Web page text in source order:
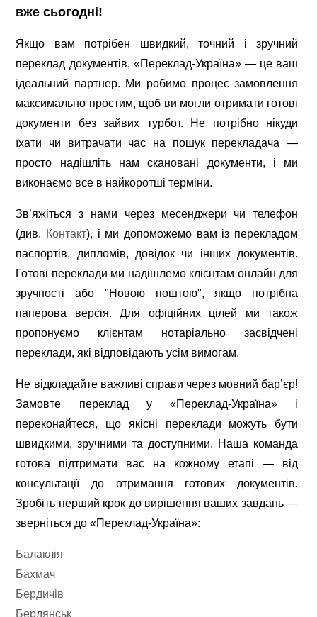
вже сьогодні!
Якщо вам потрібен швидкий, точний і зручний
переклад документів, «Переклад-Україна» — це ваш
ідеальний партнер. Ми робимо процес замовлення
максимально простим, щоб ви могли отримати готові
документи без зайвих турбот. Не потрібно нікуди
їхати чи витрачати час на пошук перекладача —
просто надішліть нам скановані документи, і ми
виконаємо все в найкоротші терміни.
Зв’яжіться з нами через месенджери чи телефон
(див. Контакт), і ми допоможемо вам із перекладом
паспортів, дипломів, довідок чи інших документів.
Готові переклади ми надішлемо клієнтам онлайн для
зручності або "Новою поштою", якщо потрібна
паперова версія. Для офіційних цілей ми також
пропонуємо клієнтам нотаріально засвідчені
переклади, які відповідають усім вимогам.
Не відкладайте важливі справи через мовний бар’єр!
Замовте переклад у «Переклад-Україна» і
переконайтеся, що якісні переклади можуть бути
швидкими, зручними та доступними. Наша команда
готова підтримати вас на кожному етапі — від
консультації до отримання готових документів.
Зробіть перший крок до вирішення ваших завдань —
зверніться до «Переклад-Україна»:
Балаклія
Бахмач
Бердичів
Бердянськ